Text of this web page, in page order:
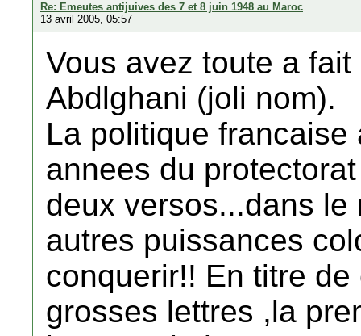
Re: Emeutes antijuives des 7 et 8 juin 1948 au Maroc
13 avril 2005, 05:57
Vous avez toute a
Abdlghani (joli nom).
La politique
annees du
deux versos...dans
autres puissances
conquerir!! En titre
grosses lettres ,la